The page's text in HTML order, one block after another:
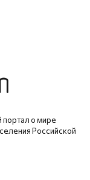
о мире
Российской